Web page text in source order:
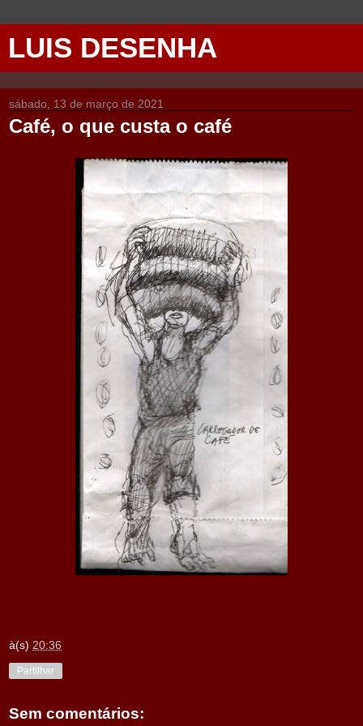
LUIS DESENHA
sábado, 13 de março de 2021
Café, o que custa o café
à(s) 20:36
Partilhar
Sem comentários: